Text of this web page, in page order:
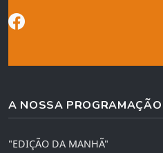
A NOSSA PROGRAMAÇÃO
"EDIÇÃO DA MANHÃ"